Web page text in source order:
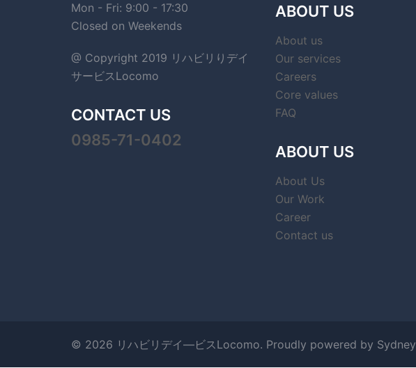
Mon - Fri: 9:00 - 17:30
Closed on Weekends
@ Copyright 2019 リハビリりデイ
サービスLocomo
CONTACT US
0985-71-0402
ABOUT US
About us
Our services
Careers
Core values
FAQ
ABOUT US
About Us
Our Work
Career
Contact us
© 2026 リハビリデイ―ビスLocomo. Proudly powered by Sydney